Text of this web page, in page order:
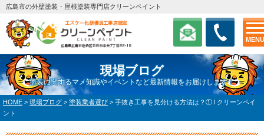
MENU
広島市の外壁塗装・屋根塗装専門店クリーンペイント
現場ブログ
塗装に関するマメ知識やイベントなど最新情報をお届けします！
HOME > 現場ブログ > 塗装業者選び > 手抜き工事を見分ける方法は？① l クリーンペイ
ント